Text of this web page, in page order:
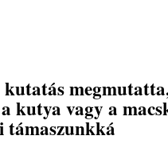
kutya vagy a
támaszunkká